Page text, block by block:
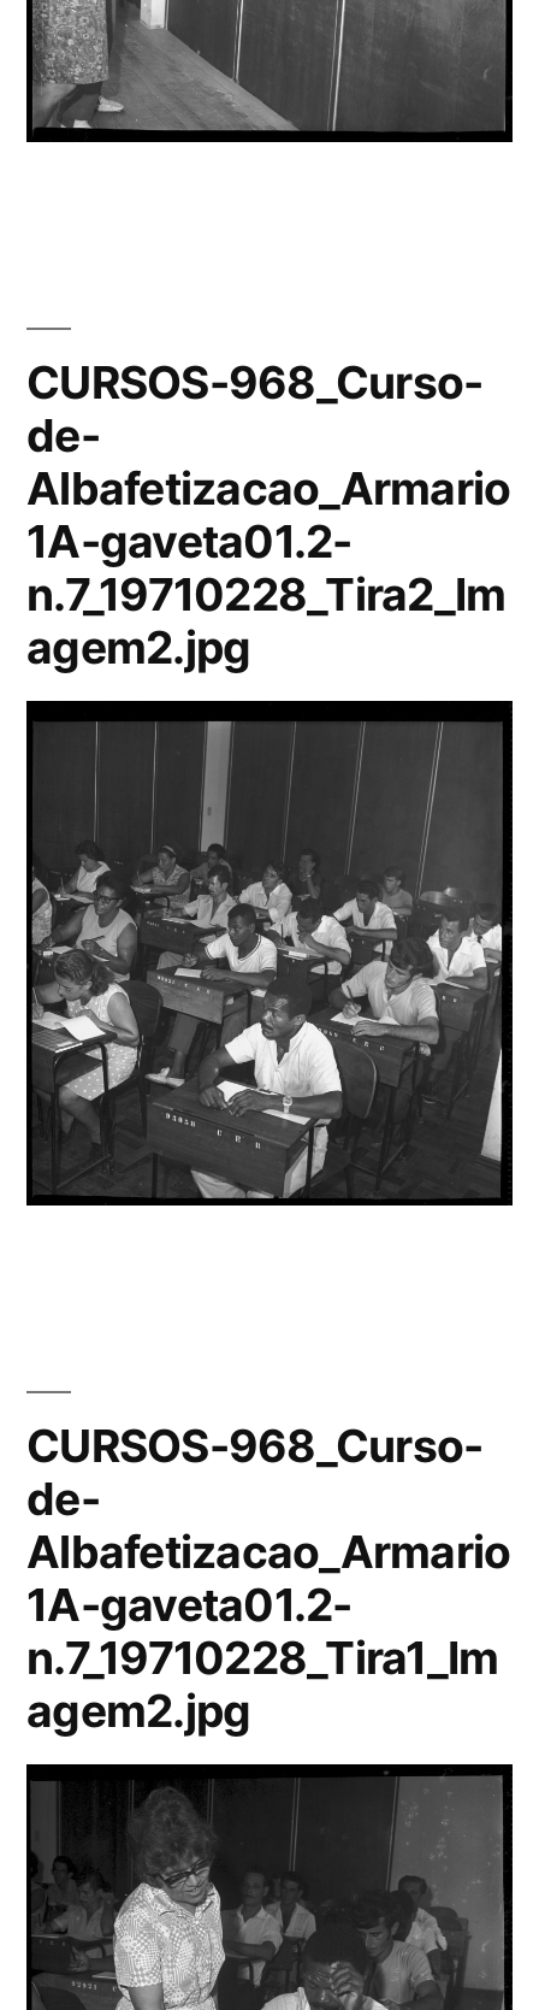
CURSOS-968_Curso-
de-
Albafetizacao_Armario
1A-gaveta01.2-
n.7_19710228_Tira2_Im
agem2.jpg
CURSOS-968_Curso-
de-
Albafetizacao_Armario
1A-gaveta01.2-
n.7_19710228_Tira1_Im
agem2.jpg